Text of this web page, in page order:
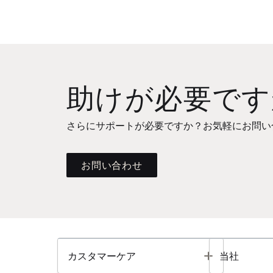
助けが必要で
さらにサポートが必要ですか？お気軽にお問
お問い合わせ
カスタマーケア Toggle
当社